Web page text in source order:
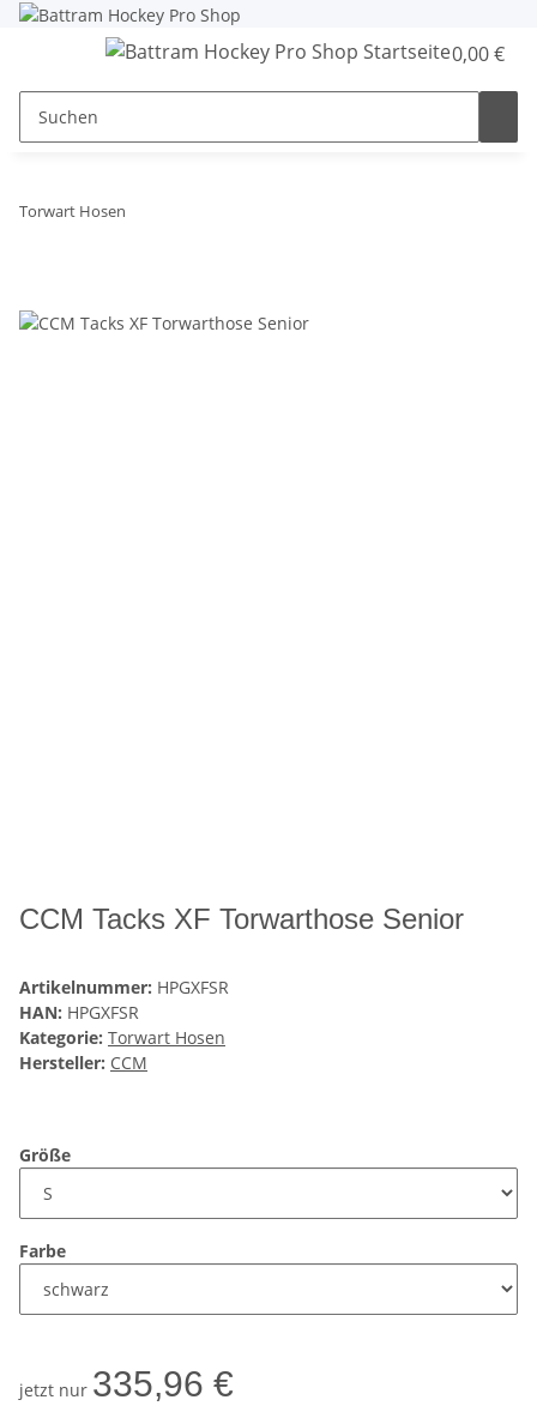
0,00 €
Torwart Hosen
CCM Tacks XF Torwarthose Senior
Artikelnummer: HPGXFSR
HAN: HPGXFSR
Kategorie: Torwart Hosen
Hersteller: CCM
Größe
Farbe
jetzt nur 335,96 €